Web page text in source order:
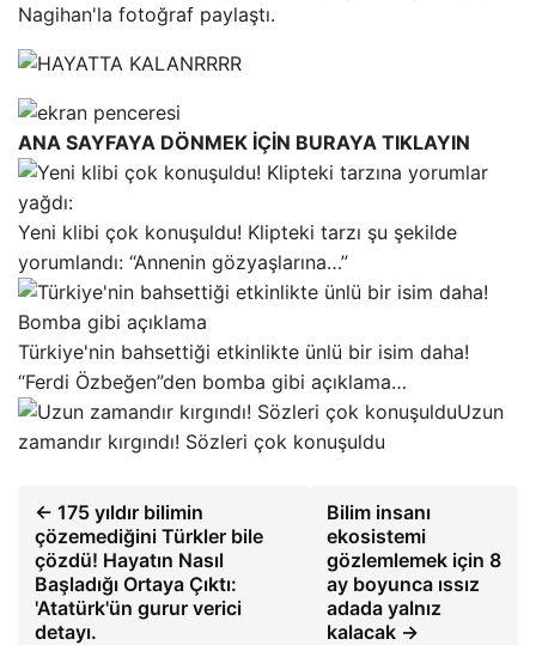
Nagihan'la fotoğraf paylaştı.
ANA SAYFAYA DÖNMEK İÇİN BURAYA TIKLAYIN
Yeni klibi çok konuşuldu! Klipteki tarzı şu şekilde
yorumlandı: “Annenin gözyaşlarına…”
Türkiye'nin bahsettiği etkinlikte ünlü bir isim daha!
“Ferdi Özbeğen”den bomba gibi açıklama…
Uzun
zamandır kırgındı! Sözleri çok konuşuldu
← 175 yıldır bilimin
çözemediğini Türkler bile
çözdü! Hayatın Nasıl
Başladığı Ortaya Çıktı:
'Atatürk'ün gurur verici
detayı.
Bilim insanı
ekosistemi
gözlemlemek için 8
ay boyunca ıssız
adada yalnız
kalacak →